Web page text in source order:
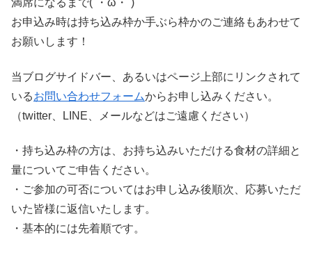
満席になるまで(`・ω・´)
お申込み時は持ち込み枠か手ぶら枠かのご連絡もあわせて
お願いします！
当ブログサイドバー、あるいはページ上部にリンクされて
いるお問い合わせフォームからお申し込みください。
（twitter、LINE、メールなどはご遠慮ください）
・持ち込み枠の方は、お持ち込みいただける食材の詳細と
量についてご申告ください。
・ご参加の可否についてはお申し込み後順次、応募いただ
いた皆様に返信いたします。
・基本的には先着順です。